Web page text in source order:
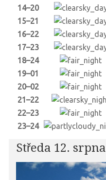
14–20
15–21
16–22
17–23
18–24
19–01
20–02
21–22
22–23
23–24
Středa 12. srpna